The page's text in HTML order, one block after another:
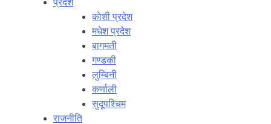
काेशी प्रदेश
मधेश प्रदेश
बागमती
गण्डकी
लुम्बिनी
कर्णाली
सुदूपश्‍चिम
राजनीति